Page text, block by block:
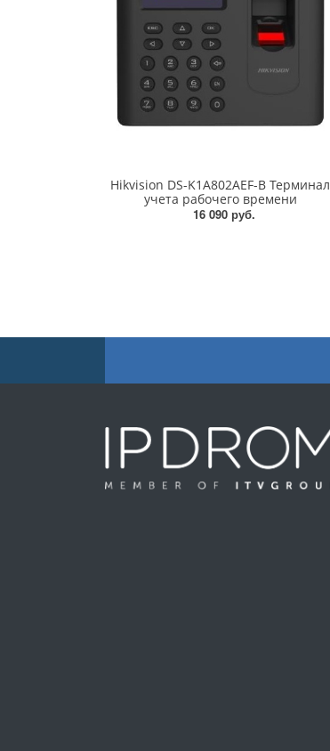
Hikvision DS-K1A802AEF-B Терминал
учета рабочего времени
16 090 руб.